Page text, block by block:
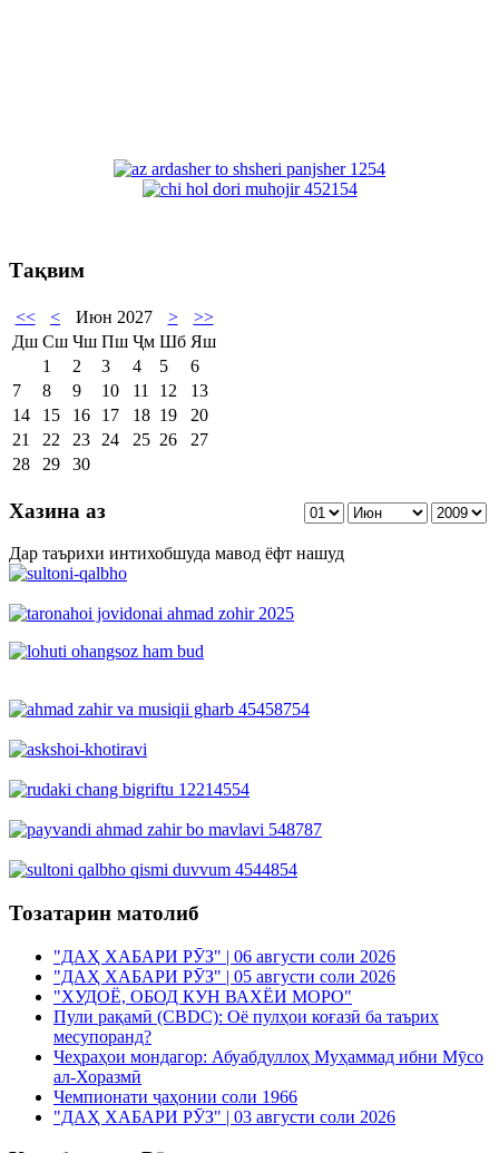
Тақвим
<< < Июн 2027 >
>>
Дш Сш Чш Пш Ҷм Шб Яш
1
2 3 4 5
6
7
8 9 10 11 12
13
14
15 16 17 18 19
20
21
22 23 24 25 26
27
28
29 30
Хазина аз
Дар таърихи интихобшуда мавод ёфт нашуд
Тозатарин матолиб
"ДАҲ ХАБАРИ РӮЗ" | 06 августи соли 2026
"ДАҲ ХАБАРИ РӮЗ" | 05 августи соли 2026
"ХУДОЁ, ОБОД КУН ВАХЁИ МОРО"
Пули рақамӣ (CBDC): Оё пулҳои коғазӣ ба таърих
месупоранд?
Чеҳраҳои мондагор: Абуабдуллоҳ Муҳаммад ибни Мӯсо
ал-Хоразмӣ
Чемпионати ҷаҳонии соли 1966
"ДАҲ ХАБАРИ РӮЗ" | 03 августи соли 2026